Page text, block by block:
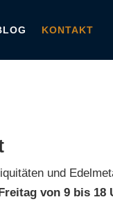
KONTAKT
und
von 9 bis 18